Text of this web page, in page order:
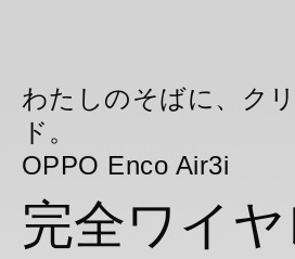
わたしのそばに、ク
ド。
OPPO Enco Air3i
完全ワイ